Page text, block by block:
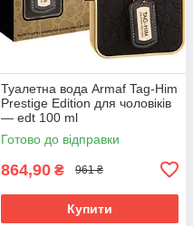
Туалетна вода Armaf Tag-Him
Prestige Edition для чоловіків
— edt 100 ml
Готово до відправки
864,90 ₴ 961 ₴
Купити